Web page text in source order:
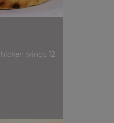
wings 12